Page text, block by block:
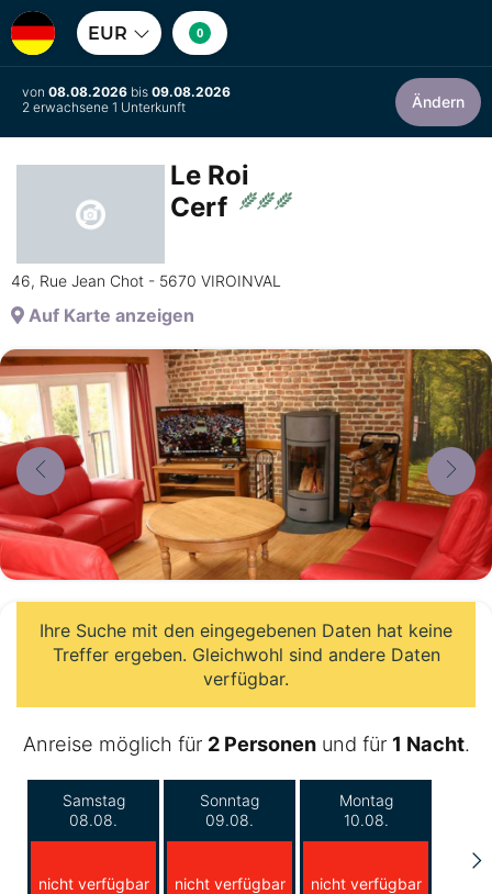
EUR 0
von 08.08.2026 bis 09.08.2026
2 erwachsene 1 Unterkunft
Ändern
Le Roi
Cerf
46, Rue Jean Chot - 5670 VIROINVAL
Auf Karte anzeigen
Ihre Suche mit den eingegebenen Daten hat keine
Treffer ergeben. Gleichwohl sind andere Daten
verfügbar.
Anreise möglich für 2 Personenund für 1 Nacht.
Samstag
08.08.
nicht verfügbar
Sonntag
09.08.
nicht verfügbar
Montag
10.08.
nicht verfügbar